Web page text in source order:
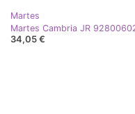
Martes
Martes Cambria JR
34,05 €